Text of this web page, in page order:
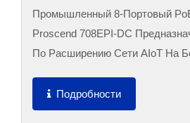
Промышленный 8-Портовый
Proscend 708EPI-DC
По Расширению Сети AIoT На
Подробности